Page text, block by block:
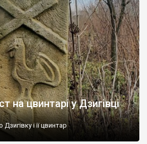
туберкульозну лікарню. Коли із
– ми точно не […]
на цвинтарі у Дзигівці
і її цвинтар